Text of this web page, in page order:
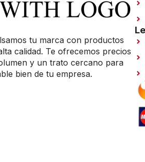
tu marca con productos
calidad. Te ofrecemos precios
y un trato cercano para
bien de tu empresa.